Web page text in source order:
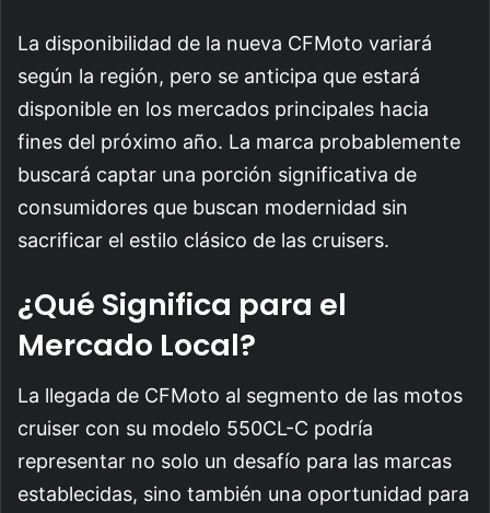
La disponibilidad de la nueva CFMoto variará
según la región, pero se anticipa que estará
disponible en los mercados principales hacia
fines del próximo año. La marca probablemente
buscará captar una porción significativa de
consumidores que buscan modernidad sin
sacrificar el estilo clásico de las cruisers.
¿Qué Significa para el
Mercado Local?
La llegada de CFMoto al segmento de las motos
cruiser con su modelo 550CL-C podría
representar no solo un desafío para las marcas
establecidas, sino también una oportunidad para